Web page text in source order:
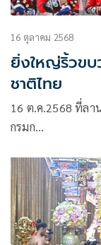
16 ตุลาคม 2568
ยิ่งใหญ่ริ้วขบ
ชาติไทย
16 ต.ค.2568 ที่ลา
กรมก…